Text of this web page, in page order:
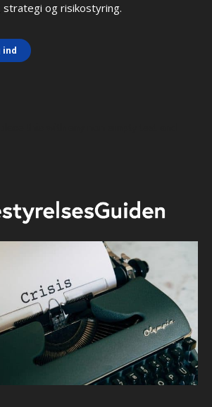
og risikostyring.
ind